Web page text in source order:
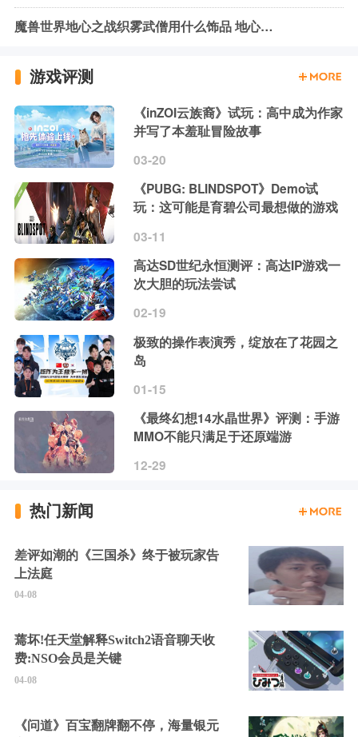
魔兽世界地心之战织雾武僧用什么饰品 地心之战织雾武僧饰品推荐
游戏评测
《inZOI云族裔》试玩：高中成为作家
并写了本羞耻冒险故事
03-20
《PUBG: BLINDSPOT》Demo试
玩：这可能是育碧公司最想做的游戏
03-11
高达SD世纪永恒测评：高达IP游戏一
次大胆的玩法尝试
02-19
极致的操作表演秀，绽放在了花园之
岛
01-15
《最终幻想14水晶世界》评测：手游
MMO不能只满足于还原端游
12-29
热门新闻
差评如潮的《三国杀》终于被玩家告
上法庭
04-08
蔫坏!任天堂解释Switch2语音聊天收
费:NSO会员是关键
04-08
《问道》百宝翻牌翻不停，海量银元